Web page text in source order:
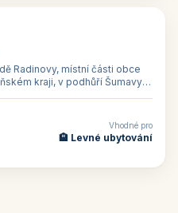
Radinovy, místní části obce
kraji, v podhůří Šumavy
Vhodné pro
🏨 Levné ubytování